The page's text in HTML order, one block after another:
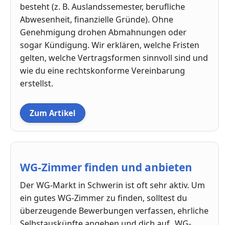
besteht (z. B. Auslandssemester, berufliche
Abwesenheit, finanzielle Gründe). Ohne
Genehmigung drohen Abmahnungen oder
sogar Kündigung. Wir erklären, welche Fristen
gelten, welche Vertragsformen sinnvoll sind und
wie du eine rechtskonforme Vereinbarung
erstellst.
Zum Artikel
WG-Zimmer finden und anbieten
Der WG-Markt in Schwerin ist oft sehr aktiv. Um
ein gutes WG-Zimmer zu finden, solltest du
überzeugende Bewerbungen verfassen, ehrliche